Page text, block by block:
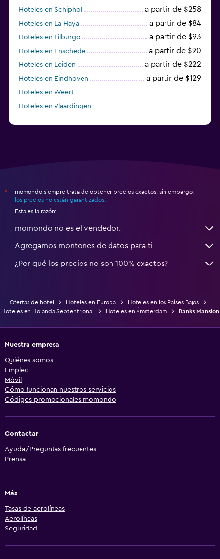
Hoteles en Schiphol a partir de $258
Hoteles en La Haya a partir de $84
Hoteles en Tilburgo a partir de $93
Hoteles en Enschede a partir de $90
Hoteles en Leiden a partir de $222
Hoteles en Eindhoven a partir de $129
Hoteles en Weert
Hoteles en Vlaardingen
*
momondo siempre trata de obtener precios exactos, sin embargo,
los precios no están garantizados
Esta es la razón:
momondo no es el vendedor.
Agregamos montones de datos para ti
¿Por qué los precios no son 100% exactos?
Ofertas de hotel Hoteles en Europa
Hoteles en los Países Bajos
Hoteles en Holanda Septentrional
Hoteles en Ámsterdam Banks Mansion
Nuestra empresa
Quiénes somos
Empleo
Móvil
Cómo funcionan nuestros servicios
Códigos promocionales momondo
Contactar
Ayuda/Preguntas frecuentes
Prensa
Más
Tasas de aerolíneas
Aerolíneas
Seguridad